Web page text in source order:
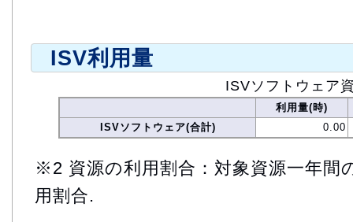
ISV利用量
ISVソフトウェア
利用量(時)
ISVソフトウェア(合計)
0.00
※2 資源の利用割合：対象資源一年間
用割合.